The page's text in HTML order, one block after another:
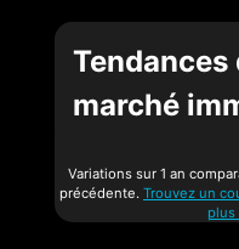
Tendances
marché
Variations sur 1 an
précédente. Trouvez un
plus